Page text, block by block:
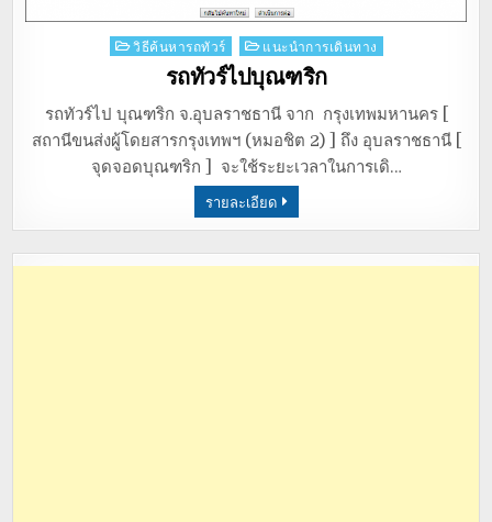
Posted
วิธีค้นหารถทัวร์ แนะนำการเดินทาง
รถทัวร์ไปบุณฑริก
รถทัวร์ไป บุณฑริก จ.อุบลราชธานี จาก กรุงเทพมหานคร [
สถานีขนส่งผู้โดยสารกรุงเทพฯ (หมอชิต 2) ] ถึง อุบลราชธานี [
จุดจอดบุณฑริก ] จะใช้ระยะเวลาในการเดิ…
รายละเอียด